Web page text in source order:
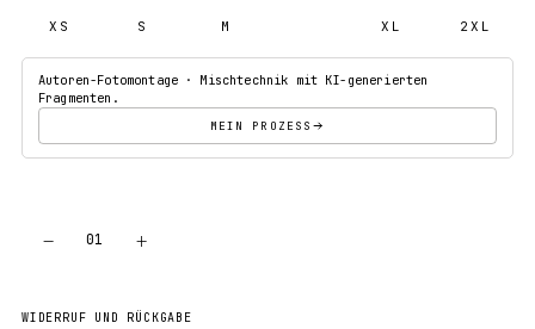
XS S M XL 2XL
Autoren-Fotomontage · Mischtechnik mit KI-generierten
Fragmenten.
MEIN PROZESS
− 01 +
WIDERRUF UND RÜCKGABE